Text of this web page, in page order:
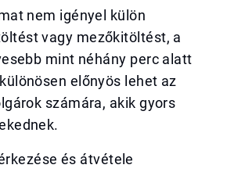
nem igényel külön
vagy mezőkitöltést, a
mint néhány perc alatt
előnyös lehet az
számára, akik gyors
és átvétele